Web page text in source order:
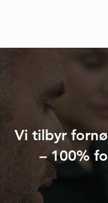
Vi tilbyr
– 100%